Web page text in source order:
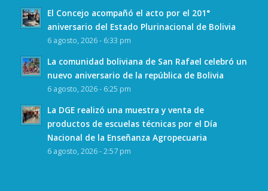
El Concejo acompañó el acto por el 201°
aniversario del Estado Plurinacional de Bolivia
6 agosto, 2026 - 6:33 pm
La comunidad boliviana de San Rafael celebró un
nuevo aniversario de la república de Bolivia
6 agosto, 2026 - 6:25 pm
La DGE realizó una muestra y venta de
productos de escuelas técnicas por el Día
Nacional de la Enseñanza Agropecuaria
6 agosto, 2026 - 2:57 pm